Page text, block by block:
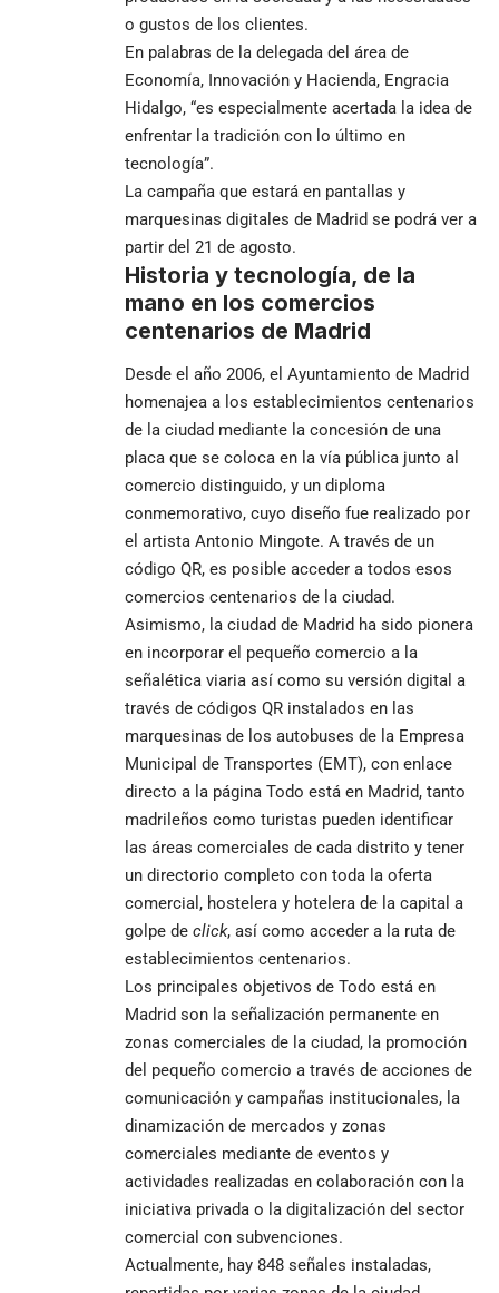
o gustos de los clientes.
En palabras de la delegada del área de
Economía, Innovación y Hacienda, Engracia
Hidalgo, “es especialmente acertada la idea de
enfrentar la tradición con lo último en
tecnología”.
La campaña que estará en pantallas y
marquesinas digitales de Madrid se podrá ver a
partir del 21 de agosto.
Historia y tecnología, de la
mano en los comercios
centenarios de Madrid
Desde el año 2006, el Ayuntamiento de Madrid
homenajea a los establecimientos centenarios
de la ciudad mediante la concesión de una
placa que se coloca en la vía pública junto al
comercio distinguido, y un diploma
conmemorativo, cuyo diseño fue realizado por
el artista Antonio Mingote. A través de un
código QR, es posible acceder a todos esos
comercios centenarios de la ciudad.
Asimismo, la ciudad de Madrid ha sido pionera
en incorporar el pequeño comercio a la
señalética viaria así como su versión digital a
través de códigos QR instalados en las
marquesinas de los autobuses de la Empresa
Municipal de Transportes (EMT), con enlace
directo a la página Todo está en Madrid, tanto
madrileños como turistas pueden identificar
las áreas comerciales de cada distrito y tener
un directorio completo con toda la oferta
comercial, hostelera y hotelera de la capital a
golpe de click, así como acceder a la ruta de
establecimientos centenarios.
Los principales objetivos de Todo está en
Madrid son la señalización permanente en
zonas comerciales de la ciudad, la promoción
del pequeño comercio a través de acciones de
comunicación y campañas institucionales, la
dinamización de mercados y zonas
comerciales mediante de eventos y
actividades realizadas en colaboración con la
iniciativa privada o la digitalización del sector
comercial con subvenciones.
Actualmente, hay 848 señales instaladas,